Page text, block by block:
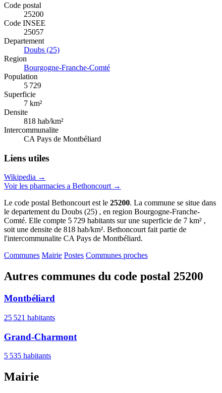
Code postal
25200
Code INSEE
25057
Departement
Doubs (25)
Region
Bourgogne-Franche-Comté
Population
5 729
Superficie
7 km²
Densite
818 hab/km²
Intercommunalite
CA Pays de Montbéliard
Liens utiles
Wikipedia →
Voir les pharmacies a Bethoncourt →
Le code postal Bethoncourt est le 25200. La commune se situe dans
le departement du Doubs (25) , en region Bourgogne-Franche-
Comté. Elle compte 5 729 habitants sur une superficie de 7 km² ,
soit une densite de 818 hab/km². Bethoncourt fait partie de
l'intercommunalite CA Pays de Montbéliard.
Communes Mairie Postes Communes proches
Autres communes du code postal 25200
Montbéliard
25 521 habitants
Grand-Charmont
5 535 habitants
Mairie